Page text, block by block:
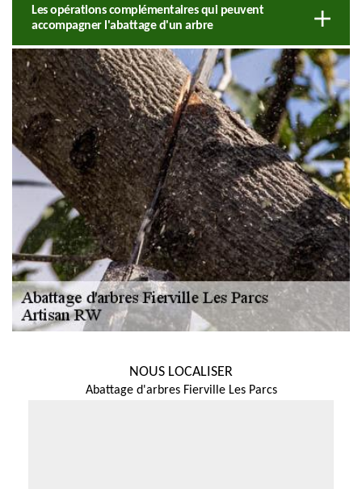
Les opérations complémentaires qui peuvent
accompagner l'abattage d'un arbre
NOUS LOCALISER
Abattage d'arbres Fierville Les Parcs